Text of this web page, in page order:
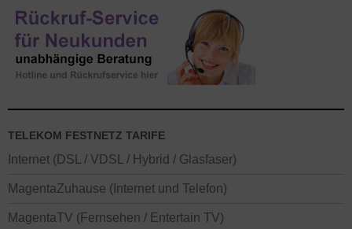
TELEKOM FESTNETZ TARIFE
Internet (DSL / VDSL / Hybrid / Glasfaser)
MagentaZuhause (Internet und Telefon)
MagentaTV (Fernsehen / Entertain TV)